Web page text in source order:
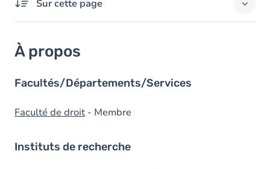
Sur cette page
Domaines d'expertises
Diplômes
À propos
Facultés/Départements/Services
Faculté de droit - Membre
Instituts de recherche